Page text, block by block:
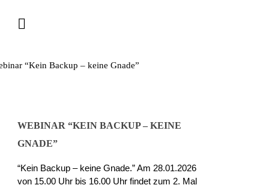
WEBINAR “KEIN BACKUP – KEINE
GNADE”
“Kein Backup – keine Gnade.” Am 28.01.2026
von 15.00 Uhr bis 16.00 Uhr findet zum 2. Mal